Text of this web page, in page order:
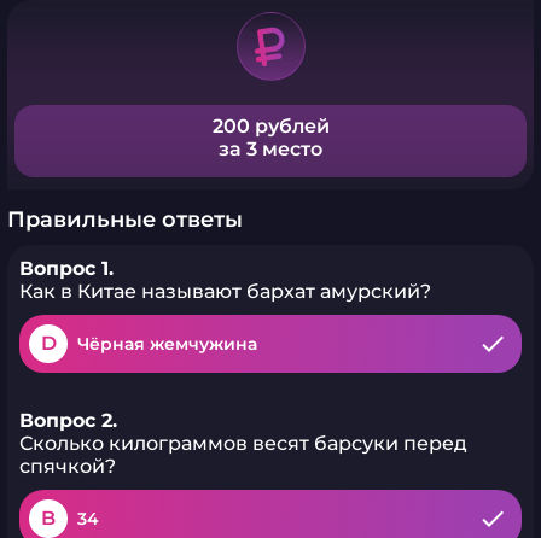
200 рублей
за 3 место
Правильные ответы
Вопрос 1.
Как в Китае называют бархат амурский?
D Чёрная жемчужина
Вопрос 2.
Сколько килограммов весят барсуки перед
спячкой?
B 34